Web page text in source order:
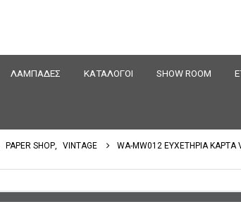
ΛΑΜΠΑΔΕΣ ΚΑΤΑΛΟΓΟΙ SHOW ROOM
PAPER SHOP, VINTAGE WA-MW012 ΕΥΧΕΤΗΡΙΑ ΚΑΡΤΑ